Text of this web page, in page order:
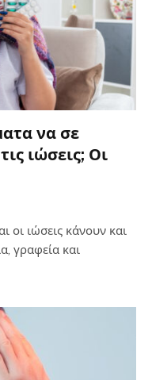
να σε
ιώσεις; Οι
ιώσεις κάνουν και
γραφεία και